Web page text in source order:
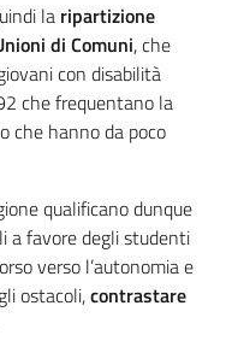
la ripartizione
di Comuni, che
con disabilità
che frequentano la
che hanno da poco
qualificano dunque
a favore degli studenti
verso l’autonomia e
ostacoli,contrastare